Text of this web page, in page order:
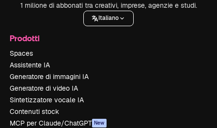
1 milione di abbonati tra creativi, imprese, agenzie e studi.
Italiano
Prodotti
Spaces
Assistente IA
Generatore di immagini IA
Generatore di video IA
Sintetizzatore vocale IA
Contenuti stock
MCP per Claude/ChatGPT New